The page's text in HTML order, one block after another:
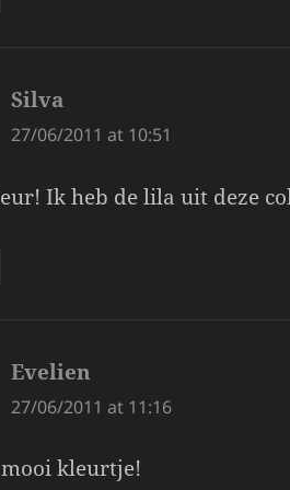
Silva
27/06/2011 at 10:51
Ik heb de lila uit deze
Evelien
27/06/2011 at 11:16
kleurtje!